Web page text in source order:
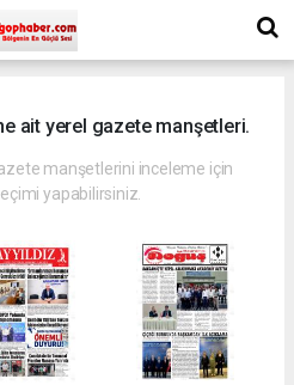
ait yerel gazete manşetleri.
manşetlerini inceleme için
yapabilirsiniz.